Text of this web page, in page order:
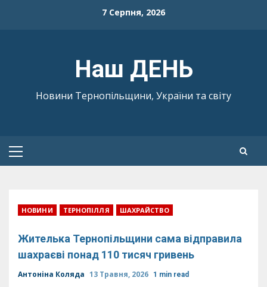
7 Серпня, 2026
Наш ДЕНЬ
Новини Тернопільщини, України та світу
Primary
НОВИНИ ТЕРНОПІЛЛЯ ШАХРАЙСТВО
Жителька Тернопільщини сама відправила
шахраєві понад 110 тисяч гривень
Антоніна Коляда 13 Травня, 2026 1 min read